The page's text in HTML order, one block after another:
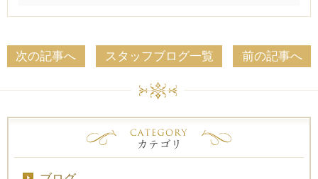
スタッフブログ一覧
次の記事へ 前の記事へ